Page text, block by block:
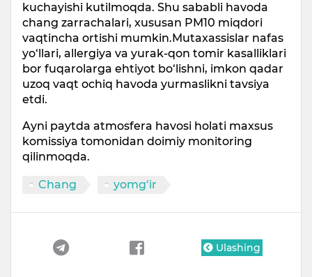
kuchayishi kutilmoqda. Shu sababli havoda
chang zarrachalari, xususan PM10 miqdori
vaqtincha ortishi mumkin.Mutaxassislar nafas
yo‘llari, allergiya va yurak-qon tomir kasalliklari
bor fuqarolarga ehtiyot bo‘lishni, imkon qadar
uzoq vaqt ochiq havoda yurmaslikni tavsiya
etdi.
Ayni paytda atmosfera havosi holati maxsus
komissiya tomonidan doimiy monitoring
qilinmoqda.
Chang yomg‘ir
Ulashing